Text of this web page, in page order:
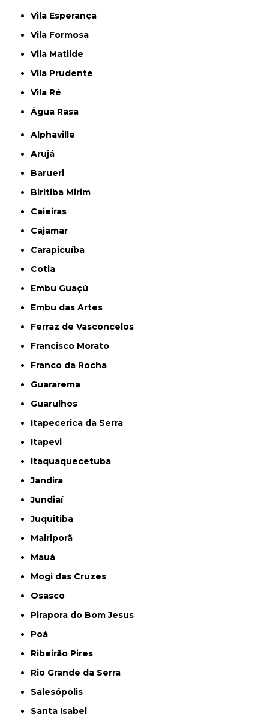
Vila Esperança
Vila Formosa
Vila Matilde
Vila Prudente
Vila Ré
Água Rasa
Alphaville
Arujá
Barueri
Biritiba Mirim
Caieiras
Cajamar
Carapicuíba
Cotia
Embu Guaçú
Embu das Artes
Ferraz de Vasconcelos
Francisco Morato
Franco da Rocha
Guararema
Guarulhos
Itapecerica da Serra
Itapevi
Itaquaquecetuba
Jandira
Jundiaí
Juquitiba
Mairiporã
Mauá
Mogi das Cruzes
Osasco
Pirapora do Bom Jesus
Poá
Ribeirão Pires
Rio Grande da Serra
Salesópolis
Santa Isabel